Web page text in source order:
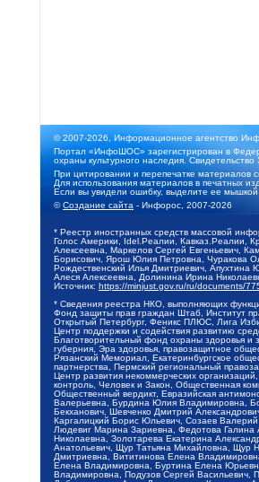
© 2007-2026, Информационное агентство
Портал «ИнфоШОС» зарегистрирован в
охраны культурного наследия.
При цитировании и перепечатке материалов
Для использования материалов в печатных
Если вы увидели ошибку, выделите ее
©Создание сайта - Инфорос, 2007-2026
* Реестр иностранных средств массовой
Голос Америки, Idel.Реалии, Кавказ.Реалии,
Алексеевна, Маркелов Сергей Евгеньевич,
Борисович, Ярош Юлия Петровна, Чуракова
Рождественский Илья Дмитриевич, Апухтина
Алеся Алексеевна, Долинина Ирина
Источник: https://minjust.gov.ru/ru/documents/
* Сведения реестра НКО, выполняющих
Фонд защиты прав граждан Штаб, Институт
Открытый Петербург, Феникс ПЛЮС, Лига
Центр поддержки и содействия развитию
Благотворительный фонд охраны здоровья
губерния, Эра здоровья, правозащитное
Рязанский Мемориал, Екатеринбургское
партнерства, Пермский региональный
Центр развития некоммерческих
контроль, Человек и Закон, Общественная
Общественный вердикт, Евразийская
Валерьевна, Бурдина Юлия Владимировна,
Бекханович, Шевченко Дмитрий
Каргалицкий Борис Юльевич, Созаев
Людевиг Марина Зариевна, Федотова Галина
Николаевна, Золотарева Екатерина
Анатольевич, Щур Татьяна Михайловна, Щур
Дмитриевна, Вититинова Елена
Елена Владимировна, Буртина Елена
Владимировна, Подузов Сергей Васильевич,